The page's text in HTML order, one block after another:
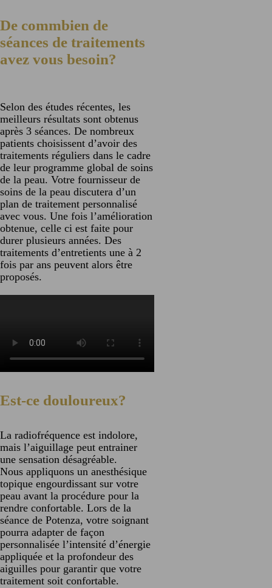
De commbien de
séances de traitements
avez vous besoin?
Selon des études récentes, les
meilleurs résultats sont obtenus
après 3 séances. De nombreux
patients choisissent d’avoir des
traitements réguliers dans le cadre
de leur programme global de soins
de la peau. Votre fournisseur de
soins de la peau discutera d’un
plan de traitement personnalisé
avec vous. Une fois l’amélioration
obtenue, celle ci est faite pour
durer plusieurs années. Des
traitements d’entretients une à 2
fois par ans peuvent alors être
proposés.
Est-ce douloureux?
La radiofréquence est indolore,
mais l’aiguillage peut entrainer
une sensation désagréable.
Nous appliquons un anesthésique
topique engourdissant sur votre
peau avant la procédure pour la
rendre confortable. Lors de la
séance de Potenza, votre soignant
pourra adapter de façon
personnalisée l’intensité d’énergie
appliquée et la profondeur des
aiguilles pour garantir que votre
traitement soit confortable.